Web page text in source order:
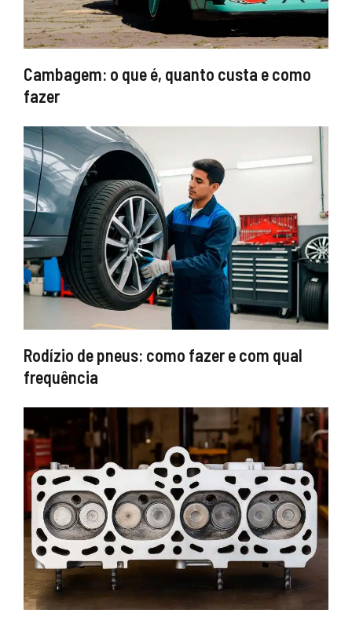
Cambagem: o que é, quanto custa e como
fazer
Rodízio de pneus: como fazer e com qual
frequência